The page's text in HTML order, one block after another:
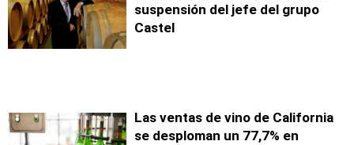
suspensión del jefe del grupo
Castel
Las ventas de vino de California
se desploman un 77,7% en